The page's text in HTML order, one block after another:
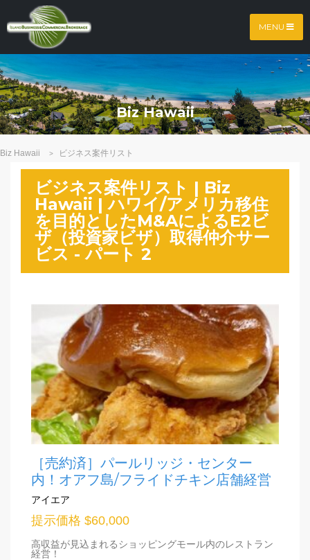
MENU
Biz Hawaii
Biz Hawaii > ビジネス案件リスト
ビジネス案件リスト | Biz
Hawaii | ハワイ/アメリカ移住
を目的としたM&AによるE2ビ
ザ（投資家ビザ）取得仲介サー
ビス - パート 2
［売約済］パールリッジ・センター
内！オアフ島/フライドチキン店舗経営
アイエア
提示価格 $60,000
高収益が見込まれるショッピングモール内のレストラン
経営！